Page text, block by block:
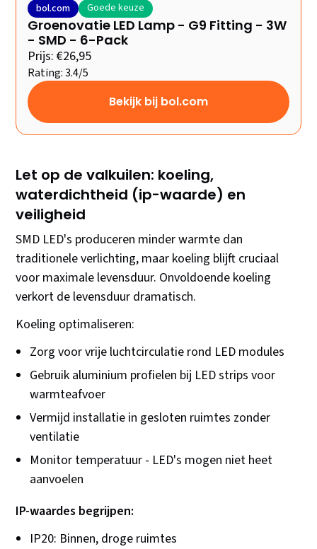
bol.com Goede keuze
Groenovatie LED Lamp - G9 Fitting - 3W
- SMD - 6-Pack
Prijs: €26,95
Rating: 3.4/5
Bekijk bij bol.com
Let op de valkuilen: koeling,
waterdichtheid (ip-waarde) en
veiligheid
SMD LED's produceren minder warmte dan
traditionele verlichting, maar koeling blijft cruciaal
voor maximale levensduur. Onvoldoende koeling
verkort de levensduur dramatisch.
Koeling optimaliseren:
Zorg voor vrije luchtcirculatie rond LED modules
Gebruik aluminium profielen bij LED strips voor
warmteafvoer
Vermijd installatie in gesloten ruimtes zonder
ventilatie
Monitor temperatuur - LED's mogen niet heet
aanvoelen
IP-waardes begrijpen:
IP20: Binnen, droge ruimtes